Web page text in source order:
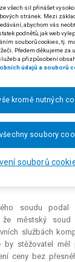
o správním deliktu,
přitom
cenami,
že ceny uvedené
důsledky
soudu
dopředu
jako ceny
Pokud žalobce
ceny navýšit v
Pokud
soudu podal
že městský soud
službách
by stěžovatel
ceny bez
všech sil přinášet
stránek. Mezi
abychom vás
podnětů, jak web
souborů cookies, tj.
Předem děkujeme za
a přizpůsobení
údajů a souborů
souborů
kromě nutných
soubory